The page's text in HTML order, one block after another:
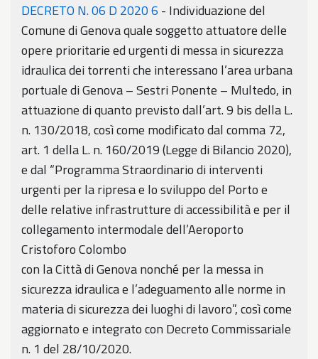
DECRETO N. 06 D 2020 6 - Individuazione del
Comune di Genova quale soggetto attuatore delle
opere prioritarie ed urgenti di messa in sicurezza
idraulica dei torrenti che interessano l’area urbana
portuale di Genova – Sestri Ponente – Multedo, in
attuazione di quanto previsto dall’art. 9 bis della L.
n. 130/2018, così come modificato dal comma 72,
art. 1 della L. n. 160/2019 (Legge di Bilancio 2020),
e dal “Programma Straordinario di interventi
urgenti per la ripresa e lo sviluppo del Porto e
delle relative infrastrutture di accessibilità e per il
collegamento intermodale dell’Aeroporto
Cristoforo Colombo
con la Città di Genova nonché per la messa in
sicurezza idraulica e l’adeguamento alle norme in
materia di sicurezza dei luoghi di lavoro”, così come
aggiornato e integrato con Decreto Commissariale
n. 1 del 28/10/2020.